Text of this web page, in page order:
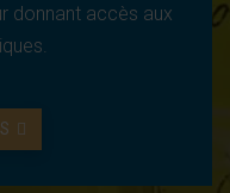
donnant accès aux